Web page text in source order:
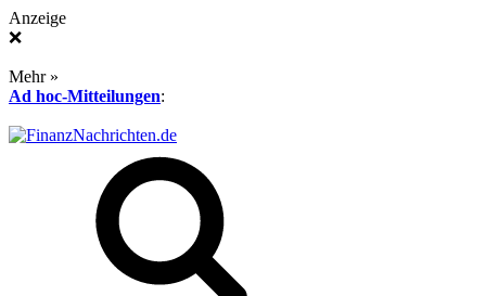
Anzeige
❌
Mehr »
Ad hoc-Mitteilungen: